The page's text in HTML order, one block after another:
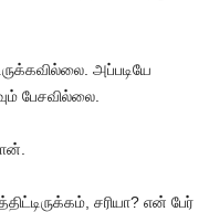
அப்படியே
பேசவில்லை
சரியா? என் பேர்